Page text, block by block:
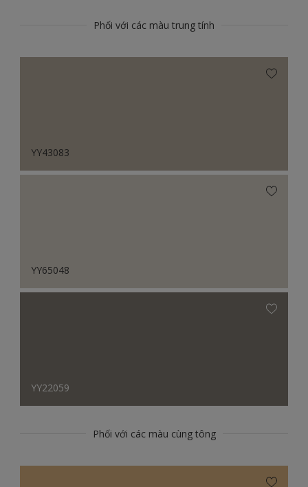
Phối với các màu trung tính
YY43083
YY65048
YY22059
Phối với các màu cùng tông